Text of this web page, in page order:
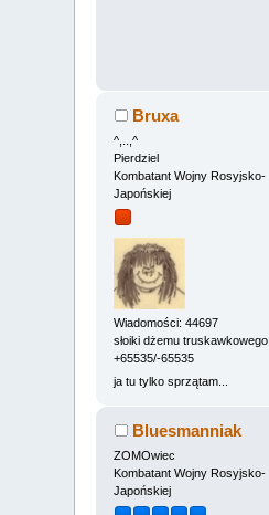
Bruxa
^,..,^
Pierdziel
Kombatant Wojny Rosyjsko-
Japońskiej
Wiadomości: 44697
słoiki dżemu truskawkowego
+65535/-65535
ja tu tylko sprzątam...
Bluesmanniak
ZOMOwiec
Kombatant Wojny Rosyjsko-
Japońskiej